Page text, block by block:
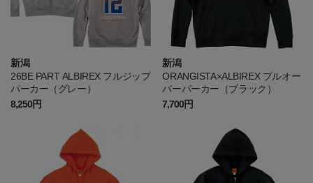
新潟
26BE PART ALBIREX フルジップ
パーカー（グレー）
8,250円
新潟
ORANGISTA×ALBIREX プルオー
バーパーカー（ブラック）
7,700円